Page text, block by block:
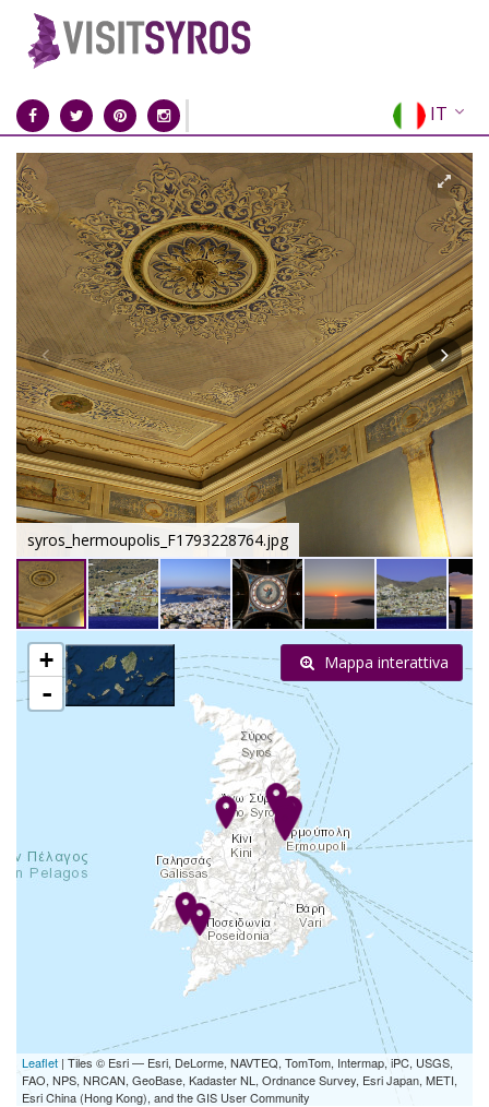
IT
EN
EL
FR
DE
ES
RU
CN
syros_hermoupolis_F1793228764.jpg
+
-
Leaflet | Tiles © Esri — Esri, DeLorme, NAVTEQ, TomTom, Intermap, iPC, USGS,
FAO, NPS, NRCAN, GeoBase, Kadaster NL, Ordnance Survey, Esri Japan, METI,
Esri China (Hong Kong), and the GIS User Community
Mappa interattiva